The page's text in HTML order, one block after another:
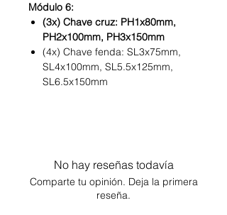
Módulo 6:
(3x) Chave cruz: PH1x80mm,
PH2x100mm, PH3x150mm
(4x) Chave fenda: SL3x75mm,
SL4x100mm, SL5.5x125mm,
SL6.5x150mm
No hay reseñas todavía
Comparte tu opinión. Deja la primera
reseña.